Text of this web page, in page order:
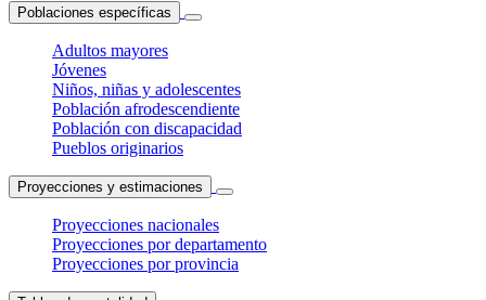
Poblaciones específicas
Adultos mayores
Jóvenes
Niños, niñas y adolescentes
Población afrodescendiente
Población con discapacidad
Pueblos originarios
Proyecciones y estimaciones
Proyecciones nacionales
Proyecciones por departamento
Proyecciones por provincia